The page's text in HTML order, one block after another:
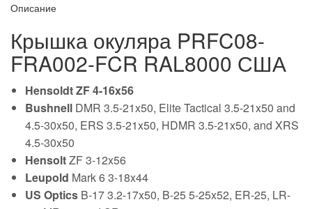
Описание
Крышка окуляра PRFC08-
FRA002-FCR RAL8000 США
Hensoldt ZF 4-16x56
BushnellDMR 3.5-21x50, Elite Tactical 3.5-21x50 and
4.5-30x50, ERS 3.5-21x50, HDMR 3.5-21x50, and XRS
4.5-30x50
HensoltZF 3-12x56
Leupold Mark 6 3-18x44
US OpticsB-17 3.2-17x50, B-25 5-25x52, ER-25, LR-